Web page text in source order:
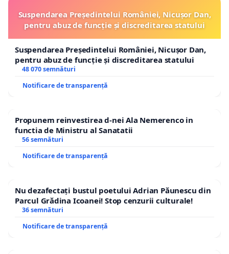
Suspendarea Președintelui României, Nicușor Dan,
pentru abuz de funcție și discreditarea statului
Suspendarea Președintelui României, Nicușor Dan,
pentru abuz de funcție și discreditarea statului
48 070 semnături
Notificare de transparență
Propunem reinvestirea d-nei Ala Nemerenco in
functia de Ministru al Sanatatii
56 semnături
Notificare de transparență
Nu dezafectați bustul poetului Adrian Păunescu din
Parcul Grădina Icoanei! Stop cenzurii culturale!
36 semnături
Notificare de transparență